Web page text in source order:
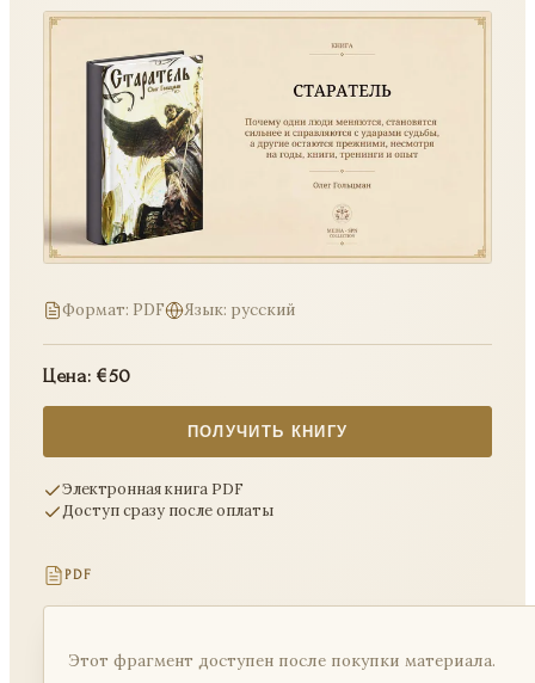
Формат: PDF Язык: русский
Цена: €50
ПОЛУЧИТЬ КНИГУ
Электронная книга PDF
Доступ сразу после оплаты
PDF
Этот фрагмент доступен после покупки материала.